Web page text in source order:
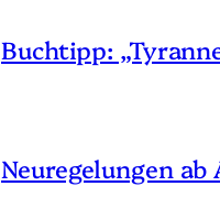
Buchtipp:
Neuregelungen